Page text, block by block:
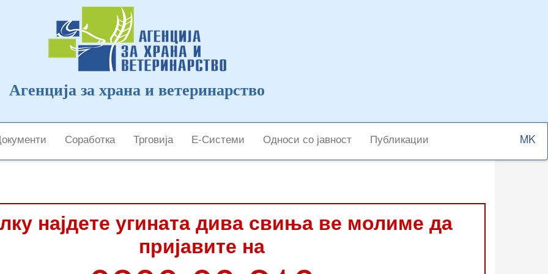
Агенција за храна и ветеринарство
Соработка Трговија Е-Системи Односи со јавност Публикации
Select
your
најдете угината дива свиња ве молиме да
пријавите на